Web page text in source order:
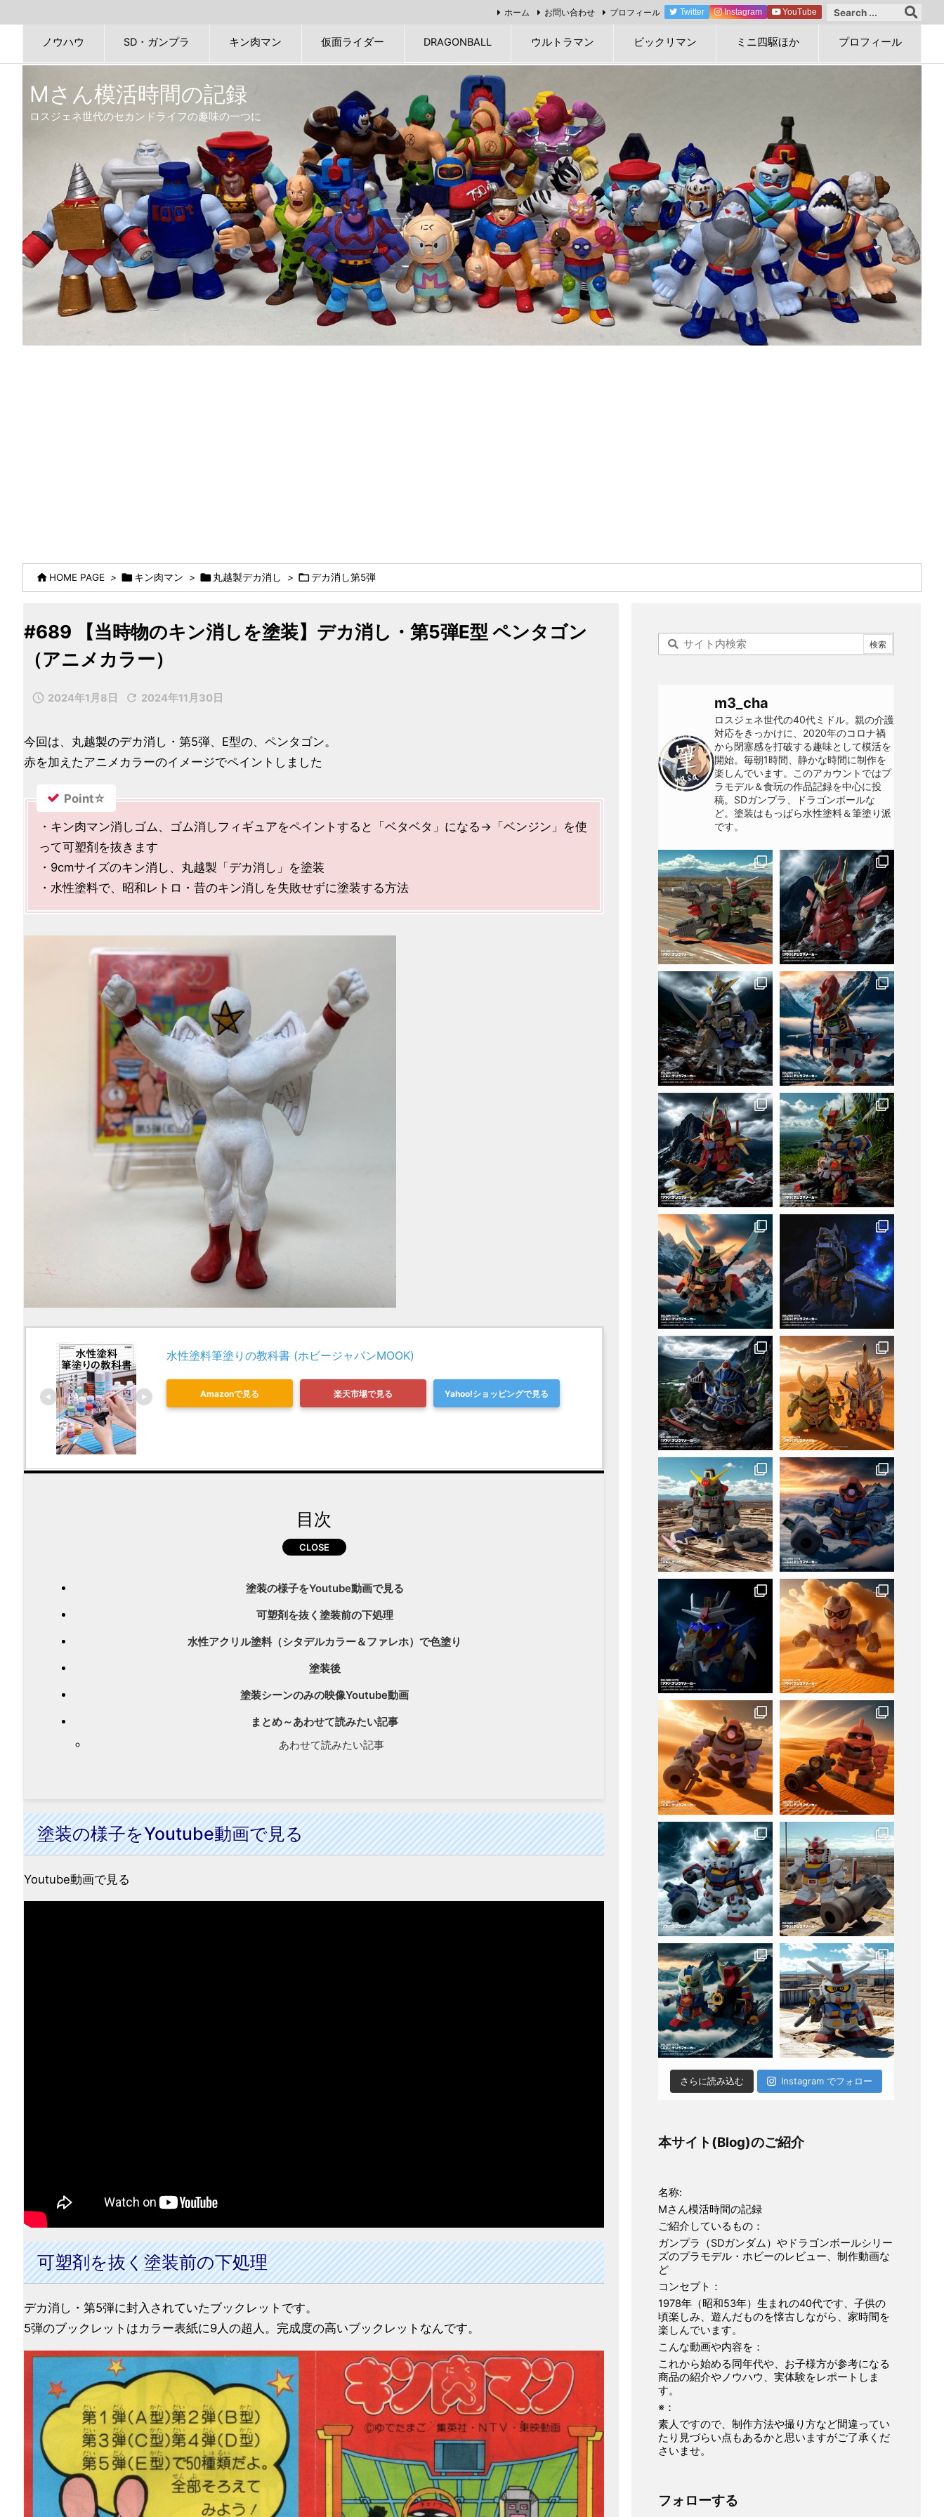
ノウハウ SD・ガンプラ キン肉マン 仮面ライダー DRAGONBALL ウルトラマン ビックリマン ミニ四駆ほか プロフィール
ホーム お問い合わせ プロフィール Twitter Instagram YouTube
Mさん模活時間の記録
ロスジェネ世代のセカンドライフの趣味の一つに
 HOME PAGE > キン肉マン > 丸越製デカ消し > デカ消し第5弾
#689 【当時物のキン消しを塗装】デカ消し・第5弾E型 ペンタゴン
（アニメカラー）
 2024年1月8日  2024年11月30日
今回は、丸越製のデカ消し・第5弾、E型の、ペンタゴン。
赤を加えたアニメカラーのイメージでペイントしました
Point☆
・キン肉マン消しゴム、ゴム消しフィギュアをペイントすると「ベタベタ」になる→「ベンジン」を使
って可塑剤を抜きます
・9cmサイズのキン消し、丸越製「デカ消し」を塗装
・水性塗料で、昭和レトロ・昔のキン消しを失敗せずに塗装する方法
水性塗料筆塗りの教科書 (ホビージャパンMOOK)
Amazonで見る 楽天市場で見る Yahoo!ショッピングで見る
目次
塗装の様子をYoutube動画で見る
可塑剤を抜く塗装前の下処理
水性アクリル塗料（シタデルカラー＆ファレホ）で色塗り
塗装後
塗装シーンのみの映像Youtube動画
まとめ～あわせて読みたい記事
あわせて読みたい記事
塗装の様子をYoutube動画で見る
Youtube動画で見る
可塑剤を抜く塗装前の下処理
デカ消し・第5弾に封入されていたブックレットです。
5弾のブックレットはカラー表紙に9人の超人。完成度の高いブックレットなんです。
m3_cha
ロスジェネ世代の40代ミドル。親の介護
対応をきっかけに、2020年のコロナ禍
から閉塞感を打破する趣味として模活を
開始。毎朝1時間、静かな時間に制作を
楽しんでいます。このアカウントではプ
ラモデル＆食玩の作品記録を中心に投
稿。SDガンプラ、ドラゴンボールな
ど。塗装はもっぱら水性塗料＆筆塗り派
です。
さらに読み込む Instagram でフォロー
本サイト(Blog)のご紹介
名称:
Mさん模活時間の記録
ご紹介しているもの：
ガンプラ（SDガンダム）やドラゴンボールシリー
ズのプラモデル・ホビーのレビュー、制作動画な
ど
コンセプト：
1978年（昭和53年）生まれの40代です、子供の
頃楽しみ、遊んだものを懐古しながら、家時間を
楽しんでいます。
こんな動画や内容を：
これから始める同年代や、お子様方が参考になる
商品の紹介やノウハウ、実体験をレポートしま
す。
※：
素人ですので、制作方法や撮り方など間違ってい
たり見づらい点もあるかと思いますがご了承くだ
さいませ。
フォローする